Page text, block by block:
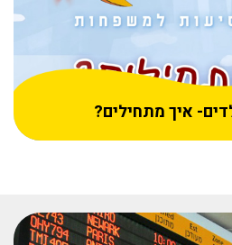
איך מתחילים?